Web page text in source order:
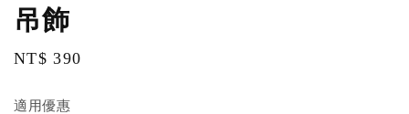
吊飾
Regular
NT$ 390
適用優惠